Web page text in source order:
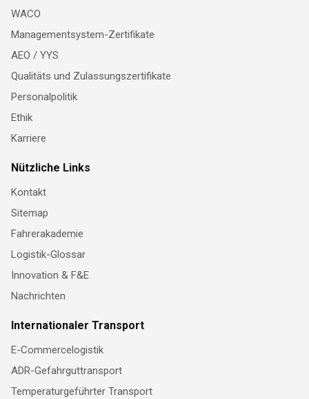
WACO
Managementsystem-Zertifikate
AEO / YYS
Qualitäts und Zulassungszertifikate
Personalpolitik
Ethik
Karriere
Nützliche Links
Kontakt
Sitemap
Fahrerakademie
Logistik-Glossar
Innovation & F&E
Nachrichten
Internationaler Transport
E-Commercelogistik
ADR-Gefahrguttransport
Temperaturgeführter Transport